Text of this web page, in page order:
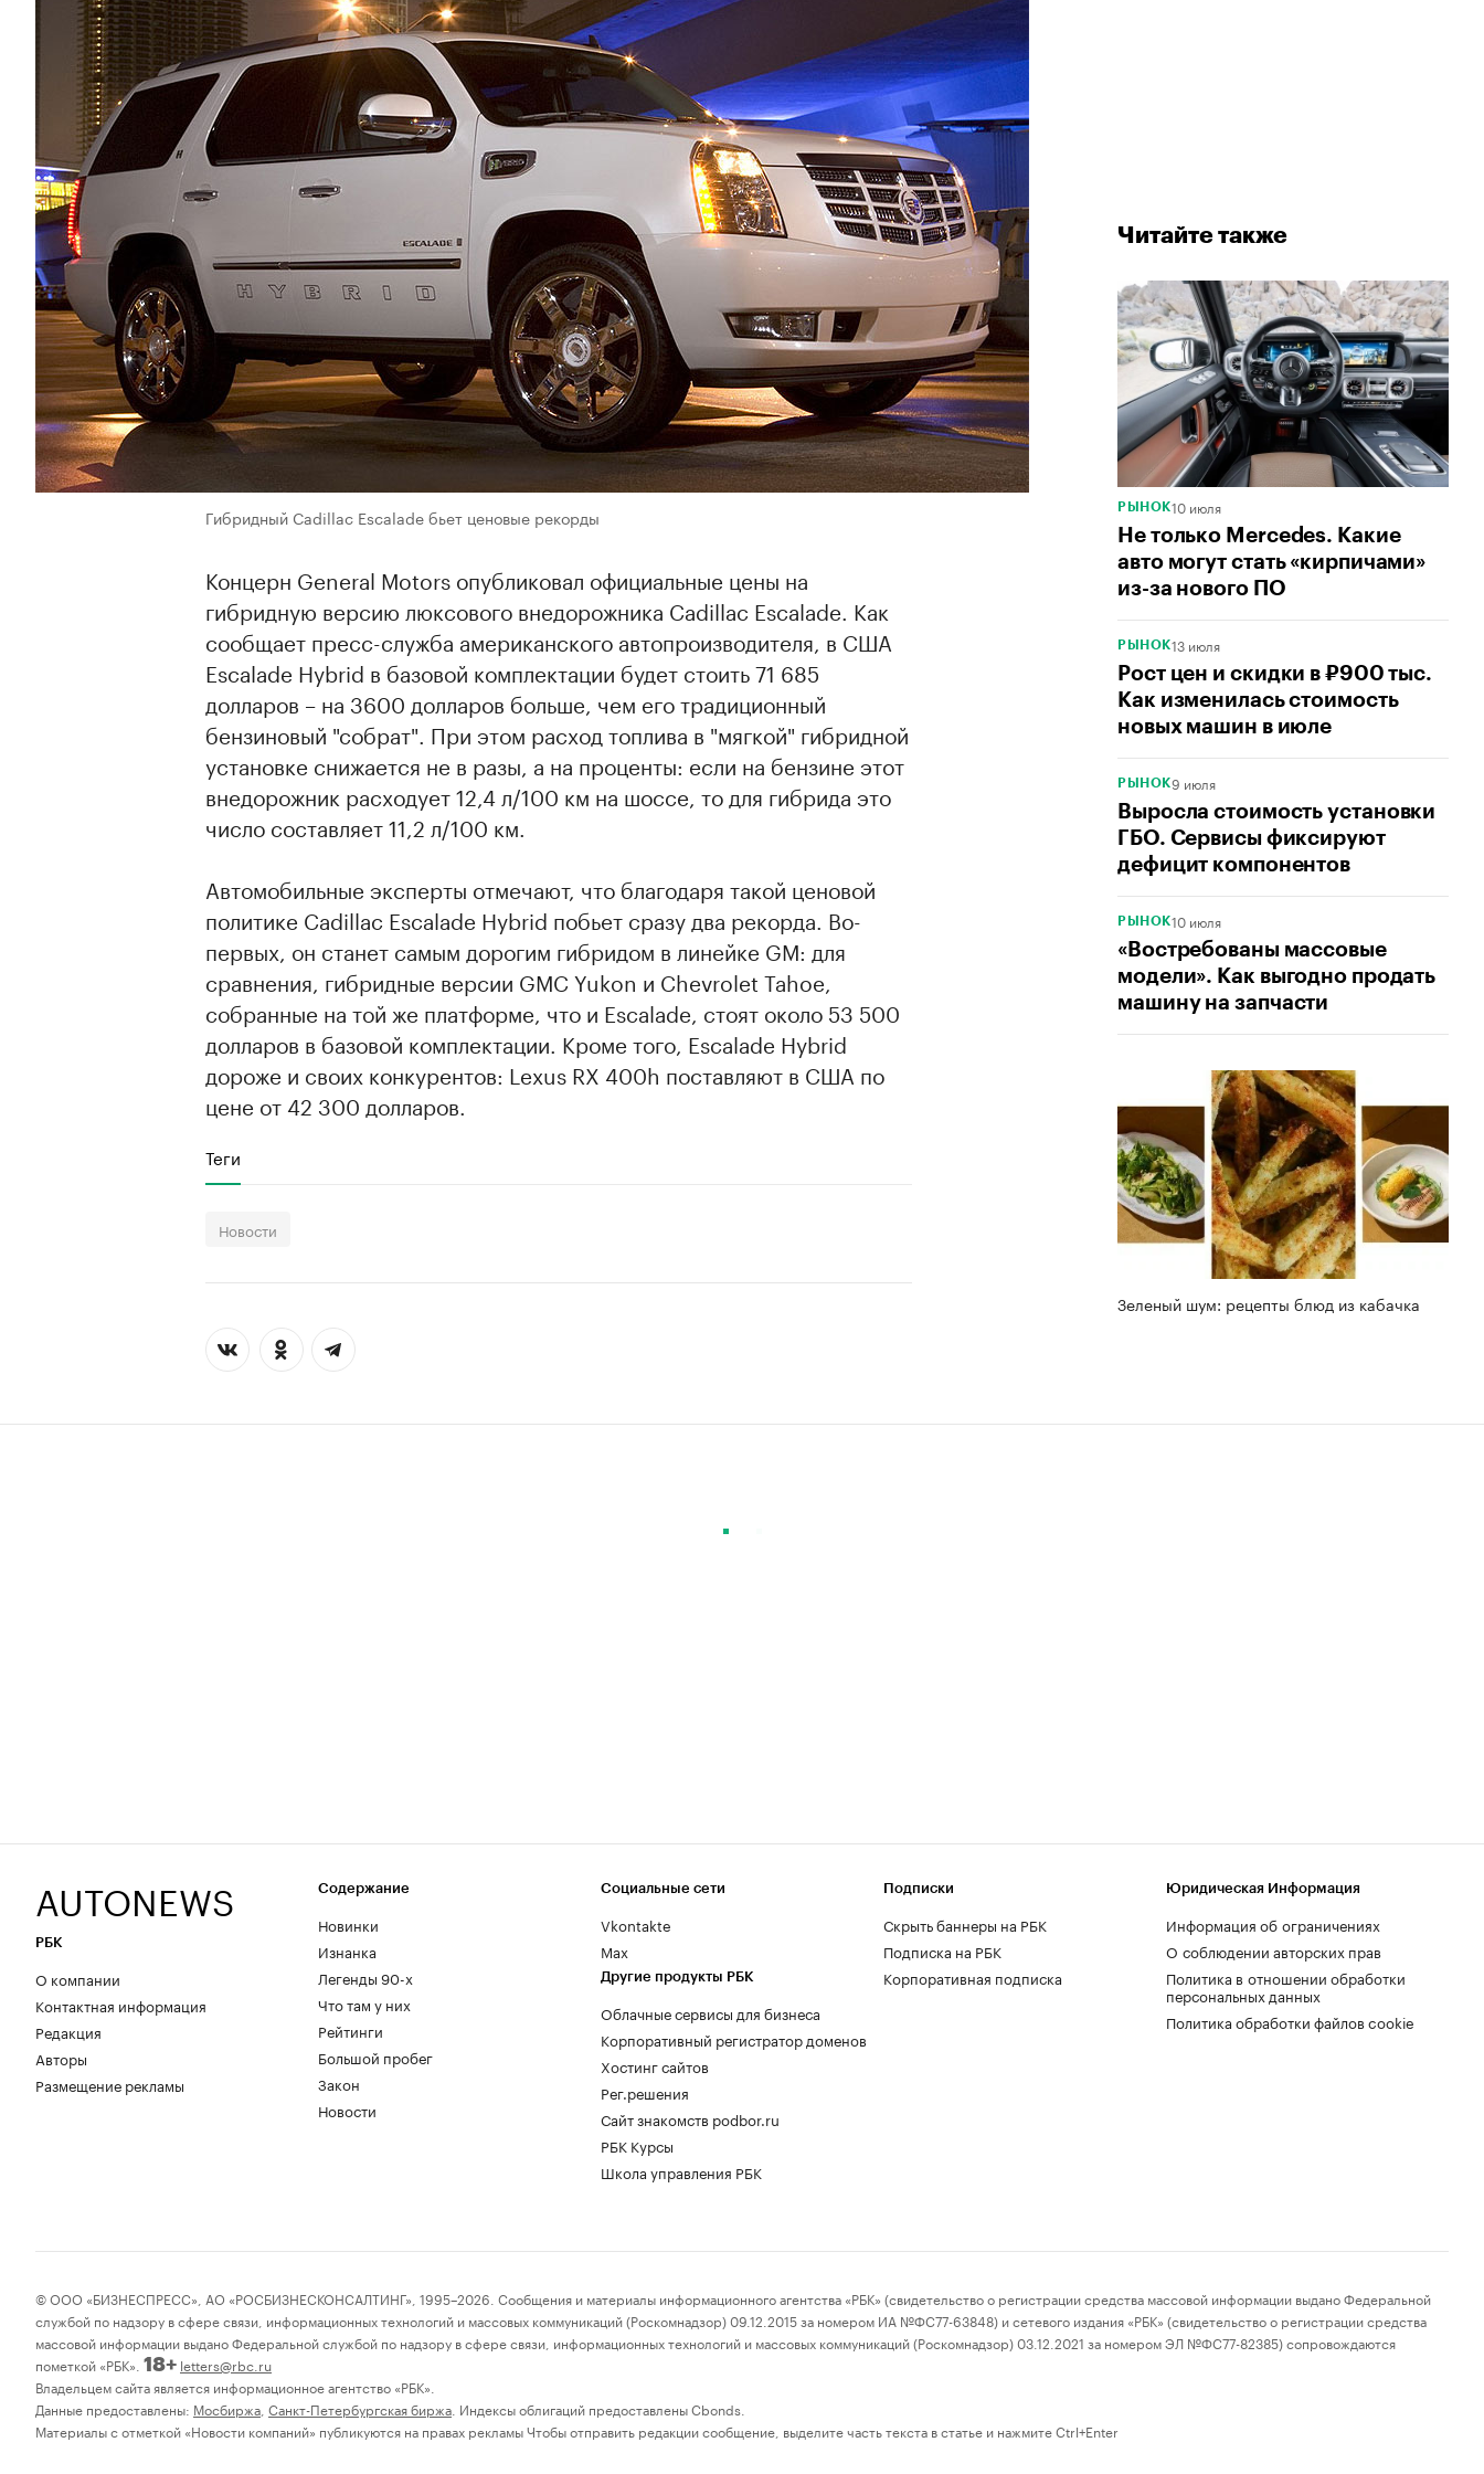
Читайте также
РЫНОК10 июля
Не только Mercedes. Какие
авто могут стать «кирпичами»
из-за нового ПО
РЫНОК13 июля
Рост цен и скидки в ₽900 тыс.
Как изменилась стоимость
новых машин в июле
РЫНОК9 июля
Выросла стоимость установки
ГБО. Сервисы фиксируют
дефицит компонентов
РЫНОК10 июля
«Востребованы массовые
модели». Как выгодно продать
машину на запчасти
Зеленый шум: рецепты блюд из кабачка
Гибридный Cadillac Escalade бьет ценовые рекорды
Концерн General Motors опубликовал официальные цены на
гибридную версию люксового внедорожника Cadillac Escalade. Как
сообщает пресс-служба американского автопроизводителя, в США
Escalade Hybrid в базовой комплектации будет стоить 71 685
долларов – на 3600 долларов больше, чем его традиционный
бензиновый "собрат". При этом расход топлива в "мягкой" гибридной
установке снижается не в разы, а на проценты: если на бензине этот
внедорожник расходует 12,4 л/100 км на шоссе, то для гибрида это
число составляет 11,2 л/100 км.
Автомобильные эксперты отмечают, что благодаря такой ценовой
политике Cadillac Escalade Hybrid побьет сразу два рекорда. Во-
первых, он станет самым дорогим гибридом в линейке GM: для
сравнения, гибридные версии GMC Yukon и Chevrolet Tahoe,
собранные на той же платформе, что и Escalade, стоят около 53 500
долларов в базовой комплектации. Кроме того, Escalade Hybrid
дороже и своих конкурентов: Lexus RX 400h поставляют в США по
цене от 42 300 долларов.
Теги
Новости
AUTONEWS
РБК
О компании
Контактная информация
Редакция
Авторы
Размещение рекламы
Содержание
Новинки
Изнанка
Легенды 90-х
Что там у них
Рейтинги
Большой пробег
Закон
Новости
Социальные сети
Vkontakte
Max
Другие продукты РБК
Облачные сервисы для бизнеса
Корпоративный регистратор доменов
Хостинг сайтов
Рег.решения
Сайт знакомств podbor.ru
РБК Курсы
Школа управления РБК
Подписки
Скрыть баннеры на РБК
Подписка на РБК
Корпоративная подписка
Юридическая Информация
Информация об ограничениях
О соблюдении авторских прав
Политика в отношении обработки
персональных данных
Политика обработки файлов cookie
© ООО «БИЗНЕСПРЕСС», АО «РОСБИЗНЕСКОНСАЛТИНГ», 1995–2026. Сообщения и материалы информационного агентства «РБК» (свидетельство о регистрации средства массовой информации выдано Федеральной
службой по надзору в сфере связи, информационных технологий и массовых коммуникаций (Роскомнадзор) 09.12.2015 за номером ИА №ФС77-63848) и сетевого издания «РБК» (свидетельство о регистрации средства
массовой информации выдано Федеральной службой по надзору в сфере связи, информационных технологий и массовых коммуникаций (Роскомнадзор) 03.12.2021 за номером ЭЛ №ФС77-82385) сопровождаются
пометкой «РБК». 18+ letters@rbc.ru
Владельцем сайта является информационное агентство «РБК».
Данные предоставлены: Мосбиржа Санкт-Петербургская биржа . Индексы облигаций предоставлены Cbonds.
Материалы с отметкой «Новости компаний» публикуются на правах рекламы Чтобы отправить редакции сообщение, выделите часть текста в статье и нажмите Ctrl+Enter